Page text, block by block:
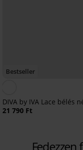
Bestseller
DIVA by IVA Lace bélés
21 790 Ft